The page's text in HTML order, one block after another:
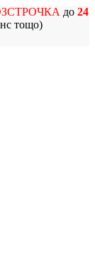
до 24
тощо)